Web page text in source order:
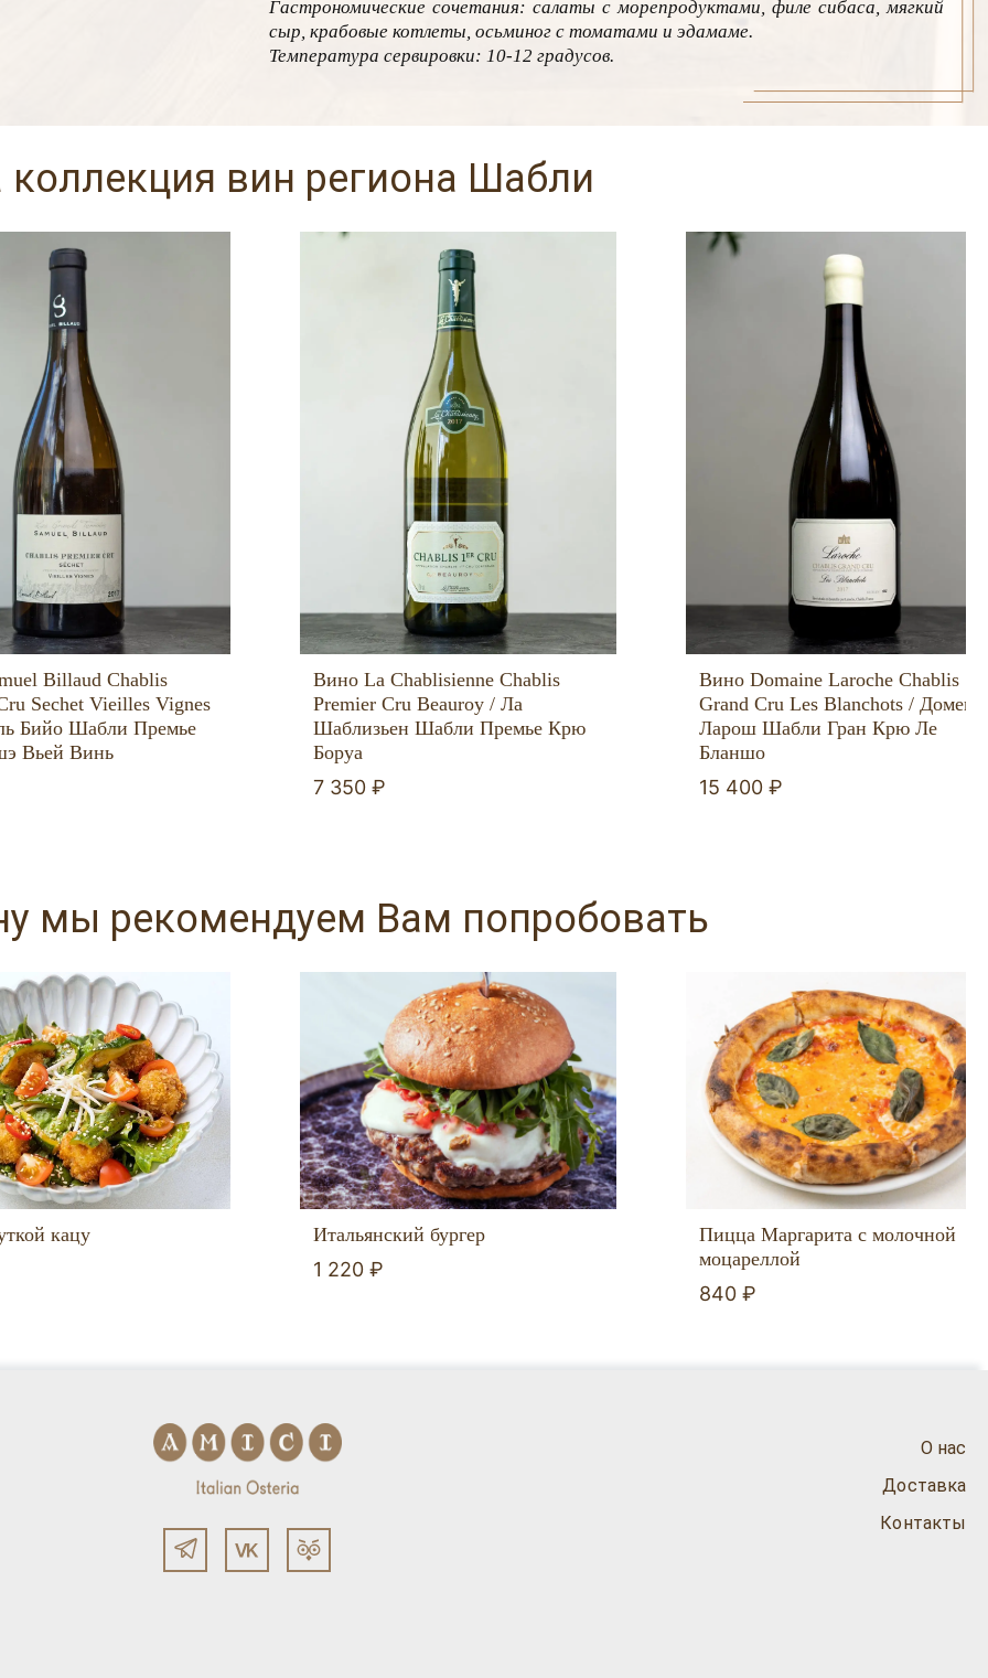
Гастрономические сочетания: салаты с морепродуктами, филе сибаса, мягкий
сыр, крабовые котлеты, осьминог с томатами и эдамаме.
Температура сервировки: 10-12 градусов.
вин региона Шабли
Billaud Chablis
Sechet Vieilles Vignes
Бийо Шабли Премье
Вьей Винь
Вино La Chablisienne Chablis
Premier Cru Beauroy / Ла
Шаблизьен Шабли Премье Крю
Боруа
7 350 ₽
Вино Domaine Laroche Chablis
Grand Cru Les Blanchots / Домен
Ларош Шабли Гран Крю Ле
Бланшо
15 400 ₽
мы рекомендуем Вам попробовать
кацу Итальянский бургер
1 220 ₽
Пицца Маргарита с молочной
моцареллой
840 ₽
О нас
Доставка
Контакты